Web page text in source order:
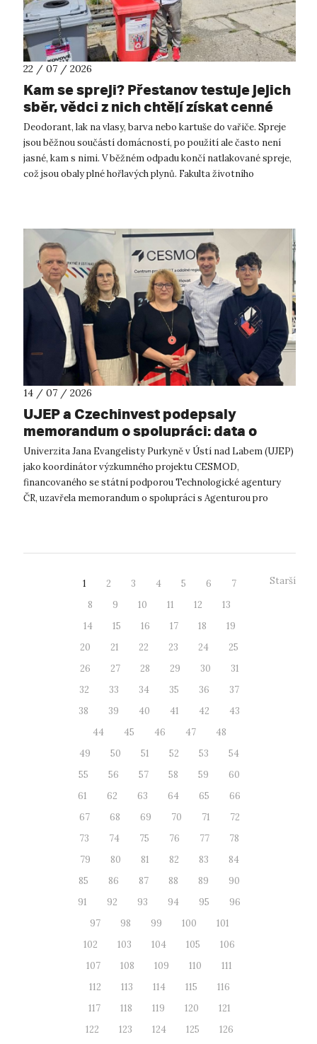
22 / 07 / 2026
Kam se spreji? Přestanov testuje jejich
sběr, vědci z nich chtějí získat cenné
kovy
Deodorant, lak na vlasy, barva nebo kartuše do vařiče. Spreje
jsou běžnou součástí domácností, po použití ale často není
jasné, kam s nimi. V běžném odpadu končí natlakované spreje,
což jsou obaly plné hořlavých plynů. Fakulta životního
14 / 07 / 2026
UJEP a Czechinvest podepsaly
memorandum o spolupráci: data o
podnikatelském prostředí posílí
výzkum CESMOD
Univerzita Jana Evangelisty Purkyně v Ústí nad Labem (UJEP)
jako koordinátor výzkumného projektu CESMOD,
financovaného se státní podporou Technologické agentury
ČR, uzavřela memorandum o spolupráci s Agenturou pro
1 2 3 4 5 6
7
8
9 10 11 12
13
14
15 16 17 18
19
20
21 22 23 24
25
26
27 28 29 30
31
32
33 34 35 36
37
38
39 40 41 42
43
44
45 46 47
48
49
50 51 52 53
54
55
56 57 58 59
60
61
62 63 64 65
66
67
68 69 70 71
72
73
74 75 76 77
78
79
80 81 82 83
84
85
86 87 88 89
90
91
92 93 94 95
96
97
98 99 100
101
102
103 104 105
106
107
108 109 110
111
112
113 114 115
116
117
118 119 120
121
122
123 124 125
126
Starší